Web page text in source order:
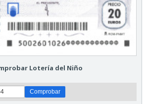
Lotería del Niño